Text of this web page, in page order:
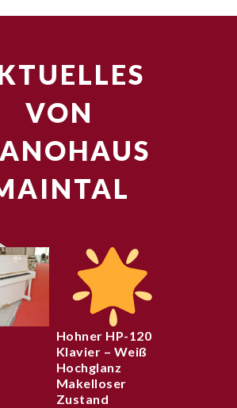
VON
Hohner HP-120
Klavier – Weiß
Hochglanz
Makelloser
Zustand